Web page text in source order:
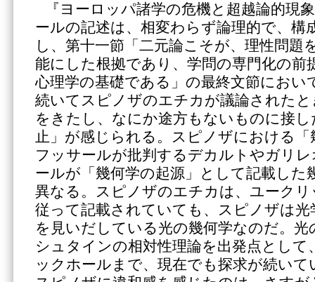
『ヨーロッパ諸学の危機と超越論的現
ールの記述は、相変わらず論理的で、構
し、第十一節「二元論こそが、理性問題
能にした根拠であり、学問の専門化の前
心理学の基礎である」の最終文節におい
続いてスピノザのエチカが議論された
をきたし、なにか途方もないものに接
止」が感じられる。スピノザにおける「
フッサールが批判するデカルトやガリ
ールが「幾何学の起源」として記載した
異なる。スピノザのエチカは、ユーク
従って記載されていても、スピノザは光
を見いだしている光の幾何学なのだ。光
シュタインの相対性理論を出発点とし
ックホールまで、現在でも探求が続い